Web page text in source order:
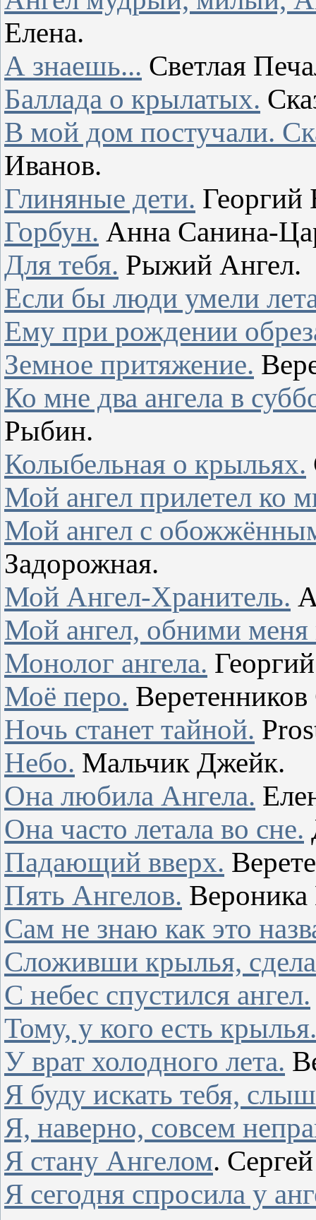
Елена.
А знаешь... Светлая
Баллада о крылатых.
В мой дом постучали.
Иванов.
Глиняные дети. Георгий
Горбун. Анна Санина-
Для тебя. Рыжий Ангел.
Если бы люди умели
Ему при рождении
Земное притяжение.
Ко мне два ангела в
Рыбин.
Колыбельная о крыльях.
Мой ангел прилетел ко
Мой ангел с
Задорожная.
Мой Ангел-Хранитель.
Мой ангел, обними
Монолог ангела.
Моё перо. Веретенников
Ночь станет тайной.
Небо. Мальчик Джейк.
Она любила Ангела.
Она часто летала во сне.
Падающий вверх.
Пять Ангелов. Вероника
Сам не знаю как это
Сложивши крылья,
С небес спустился ангел.
Тому, у кого есть
У врат холодного лета.
Я буду искать тебя,
Я, наверно, совсем
Я стану Ангелом.
Я сегодня спросила у